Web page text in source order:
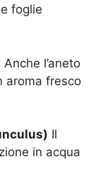
foglie
Anche l’aneto
aroma fresco
Il
in acqua